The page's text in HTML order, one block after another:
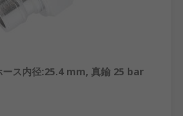
ス内径:25.4 mm, 真鍮 25 bar